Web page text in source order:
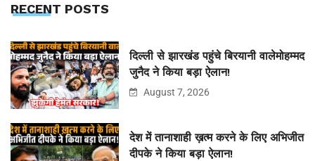
RECENT POSTS
दिल्ली से झारखंड पहुंचे बिरयानी वालेमोहम्मद
जुनैद ने किया बड़ा ऐलान!
August 7, 2026
देश में तानाशाही ख़त्म करने के लिए अभिजीत
दीपके ने किया बड़ा ऐलान!